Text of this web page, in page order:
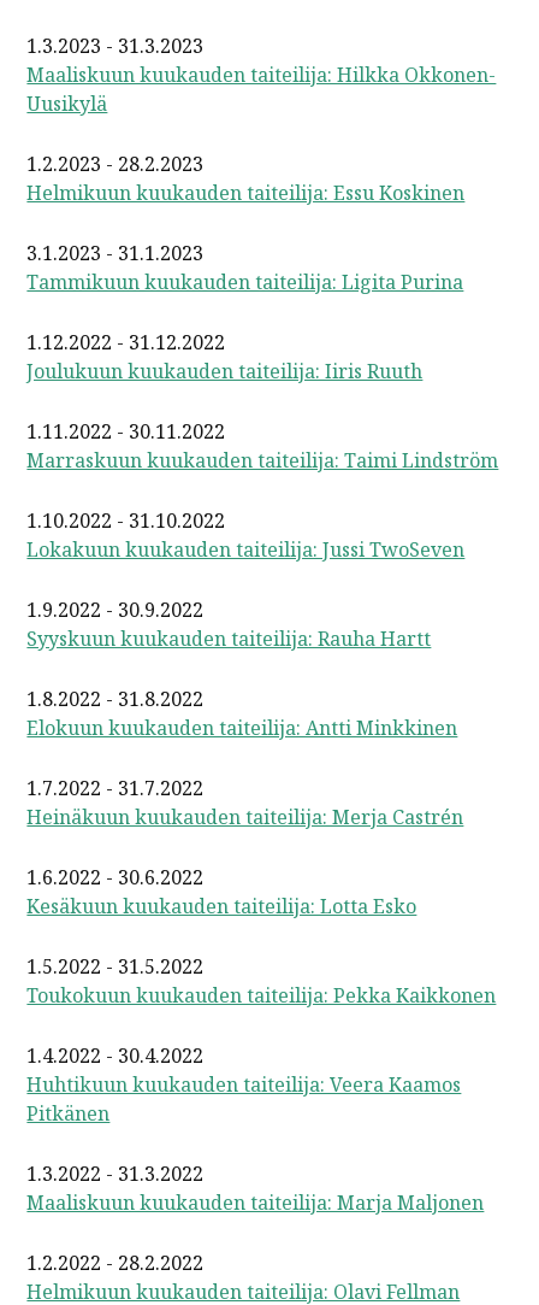
1.3.2023 - 31.3.2023
Maaliskuun kuukauden taiteilija: Hilkka Okkonen-
Uusikylä
1.2.2023 - 28.2.2023
Helmikuun kuukauden taiteilija: Essu Koskinen
3.1.2023 - 31.1.2023
Tammikuun kuukauden taiteilija: Ligita Purina
1.12.2022 - 31.12.2022
Joulukuun kuukauden taiteilija: Iiris Ruuth
1.11.2022 - 30.11.2022
Marraskuun kuukauden taiteilija: Taimi Lindström
1.10.2022 - 31.10.2022
Lokakuun kuukauden taiteilija: Jussi TwoSeven
1.9.2022 - 30.9.2022
Syyskuun kuukauden taiteilija: Rauha Hartt
1.8.2022 - 31.8.2022
Elokuun kuukauden taiteilija: Antti Minkkinen
1.7.2022 - 31.7.2022
Heinäkuun kuukauden taiteilija: Merja Castrén
1.6.2022 - 30.6.2022
Kesäkuun kuukauden taiteilija: Lotta Esko
1.5.2022 - 31.5.2022
Toukokuun kuukauden taiteilija: Pekka Kaikkonen
1.4.2022 - 30.4.2022
Huhtikuun kuukauden taiteilija: Veera Kaamos
Pitkänen
1.3.2022 - 31.3.2022
Maaliskuun kuukauden taiteilija: Marja Maljonen
1.2.2022 - 28.2.2022
Helmikuun kuukauden taiteilija: Olavi Fellman